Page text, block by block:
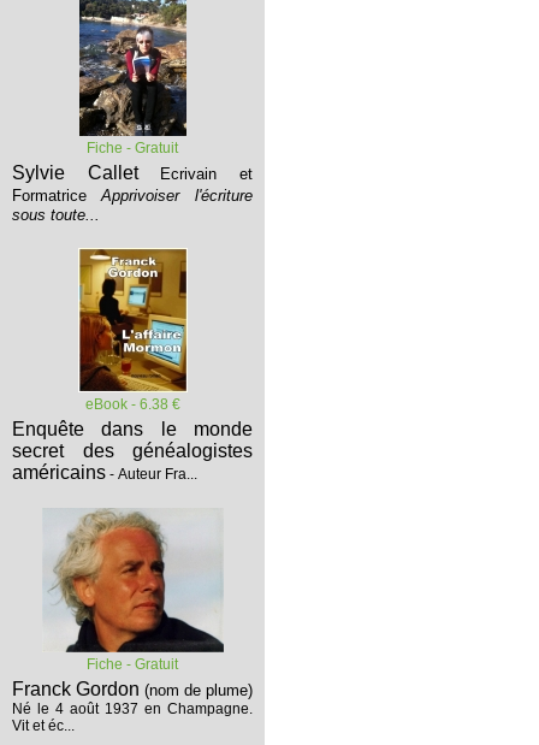
Fiche - Gratuit
Sylvie Callet
Ecrivain et
Formatrice
Apprivoiser l'écriture
sous toute...
eBook - 6.38 €
Enquête dans le monde
secret des généalogistes
américains - Auteur Fra...
Fiche - Gratuit
Franck Gordon (nom de plume)
Né le 4 août 1937 en Champagne.
Vit et éc...